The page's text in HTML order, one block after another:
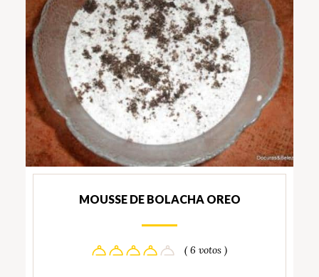
MOUSSE DE BOLACHA OREO
( 6 votos )